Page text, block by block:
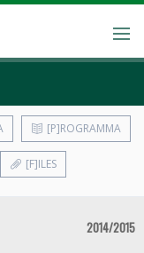
[P]ROGRAMMA
[F]ILES
2014/2015